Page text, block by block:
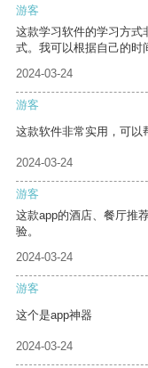
游客
这款学习软件的学习方式
式。我可以根据自己的时
2024-03-24
游客
这款软件非常实用，可以
2024-03-24
游客
这款app的酒店、餐厅推
验。
2024-03-24
游客
这个是app神器
2024-03-24